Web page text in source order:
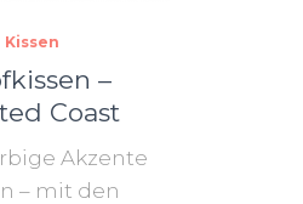
Kissen
–
Coast
Akzente
– mit den